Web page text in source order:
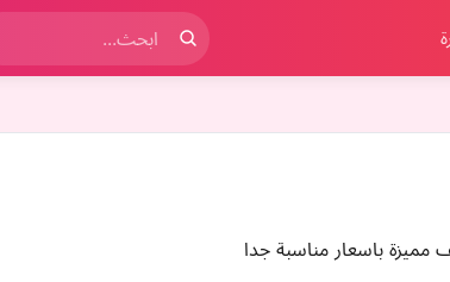
باسعار مناسبة جدا